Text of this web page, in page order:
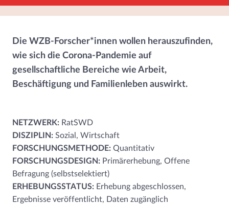
Die WZB-Forscher*innen wollen herauszufinden,
wie sich die Corona-Pandemie auf
gesellschaftliche Bereiche wie Arbeit,
Beschäftigung und Familienleben auswirkt.
NETZWERK: RatSWD
DISZIPLIN: Sozial, Wirtschaft
FORSCHUNGSMETHODE: Quantitativ
FORSCHUNGSDESIGN: Primärerhebung, Offene
Befragung (selbstselektiert)
ERHEBUNGSSTATUS: Erhebung abgeschlossen,
Ergebnisse veröffentlicht, Daten zugänglich